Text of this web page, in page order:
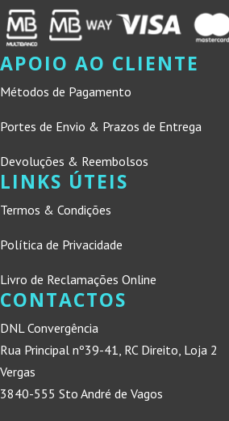
APOIO AO CLIENTE
Métodos de Pagamento
Portes de Envio & Prazos de Entrega
Devoluções & Reembolsos
LINKS ÚTEIS
Termos & Condições
Política de Privacidade
Livro de Reclamações Online
CONTACTOS
DNL Convergência
Rua Principal nº39-41, RC Direito, Loja 2
Vergas
3840-555 Sto André de Vagos